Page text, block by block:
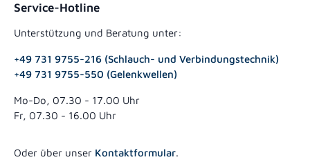
Service-Hotline
Unterstützung und Beratung unter:
+49 731 9755-216 (Schlauch- und Verbindungstechnik)
+49 731 9755-550 (Gelenkwellen)
Mo-Do, 07.30 - 17.00 Uhr
Fr, 07.30 - 16.00 Uhr
Oder über unser Kontaktformular.